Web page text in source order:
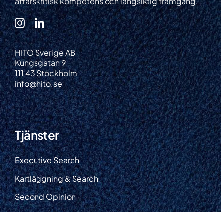
HITO Sverige AB
Kungsgatan 9
111 43 Stockholm
info@hito.se
Tjänster
Executive Search
Kartläggning & Search
Second Opinion